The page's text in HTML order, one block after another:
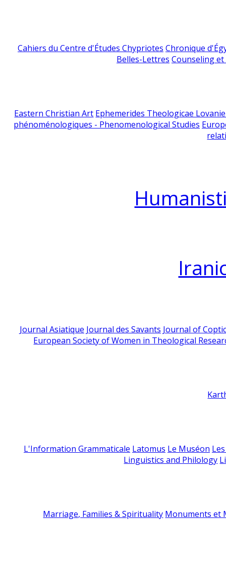
Cahiers du Centre d'Études Chypriotes Chronique
Belles-Lettres Counseling
Eastern Christian Art Ephemerides Theologicae
phénoménologiques - Phenomenological Studies
Journal Asiatique Journal des Savants Journal of
European Society of Women in Theological
L'Information Grammaticale Latomus Le Muséon
Linguistics and Philology
Marriage, Families & Spirituality Monuments et